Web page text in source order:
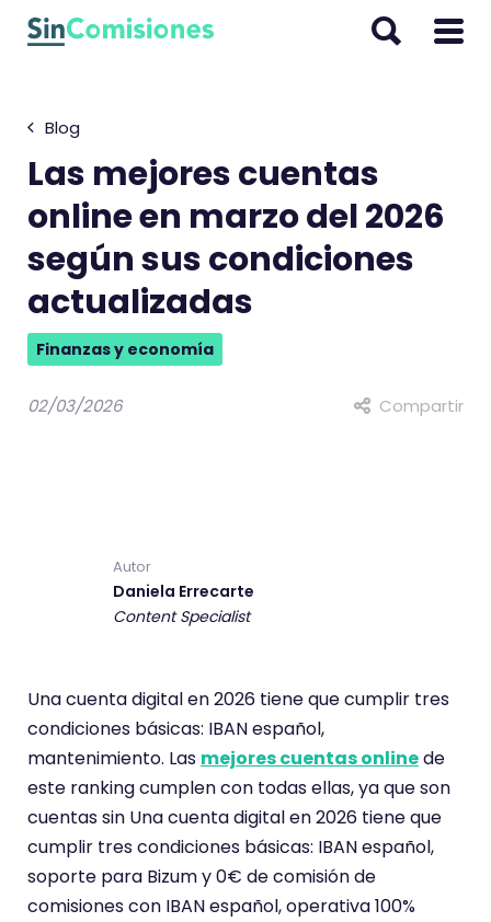
Blog
Las mejores cuentas
online en marzo del 2026
según sus condiciones
actualizadas
Finanzas y economía
02/03/2026 Compartir
Autor
Daniela Errecarte
Content Specialist
Una cuenta digital en 2026 tiene que cumplir tres
condiciones básicas: IBAN español,
mantenimiento. Las mejores cuentas onlinede
este ranking cumplen con todas ellas, ya que son
cuentas sin Una cuenta digital en 2026 tiene que
cumplir tres condiciones básicas: IBAN español,
soporte para Bizum y 0€ de comisión de
comisiones con IBAN español, operativa 100%